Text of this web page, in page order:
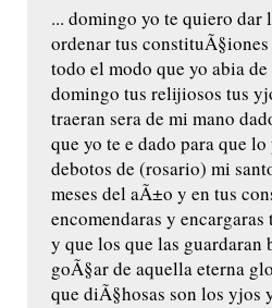
... domingo yo te quiero dar
ordenar tus
todo el modo que yo abia
domingo tus relijiosos tus
traeran sera de mi mano
que yo te e dado para que
debotos de (rosario) mi
meses del aÃ±o y en tus
encomendaras y
y que los que las guardaran
goÃ§ar de aquella eterna
que diÃ§hosas son los yjos